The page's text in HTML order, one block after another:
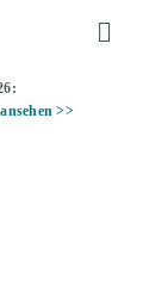
Toggle
>>